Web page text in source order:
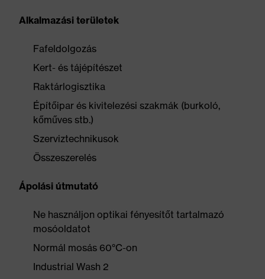
Alkalmazási területek
Fafeldolgozás
Kert- és tájépítészet
Raktárlogisztika
Építőipar és kivitelezési szakmák (burkoló,
kőműves stb.)
Szerviztechnikusok
Összeszerelés
Ápolási útmutató
Ne használjon optikai fényesítőt tartalmazó
mosóoldatot
Normál mosás 60°C-on
Industrial Wash 2